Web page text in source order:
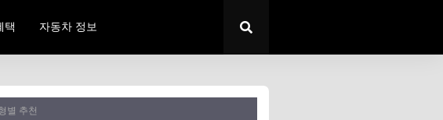
택 자동차 정보
별 추천